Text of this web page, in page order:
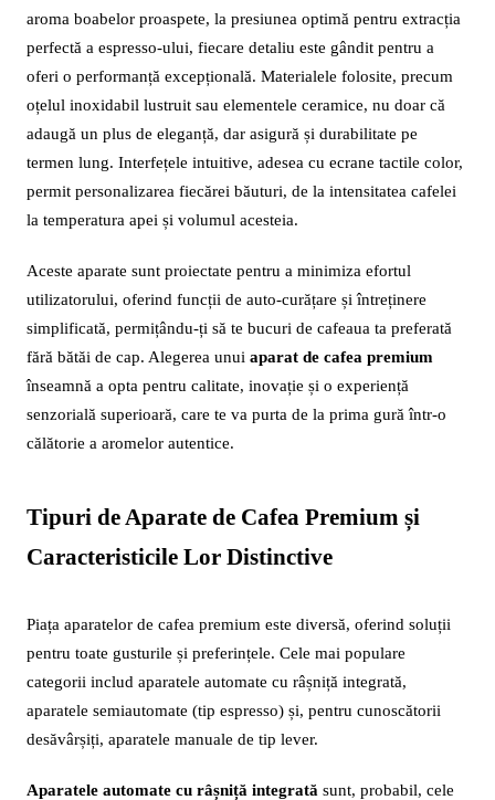
aroma boabelor proaspete, la presiunea optimă pentru extracția
perfectă a espresso-ului, fiecare detaliu este gândit pentru a
oferi o performanță excepțională. Materialele folosite, precum
oțelul inoxidabil lustruit sau elementele ceramice, nu doar că
adaugă un plus de eleganță, dar asigură și durabilitate pe
termen lung. Interfețele intuitive, adesea cu ecrane tactile color,
permit personalizarea fiecărei băuturi, de la intensitatea cafelei
la temperatura apei și volumul acesteia.
Aceste aparate sunt proiectate pentru a minimiza efortul
utilizatorului, oferind funcții de auto-curățare și întreținere
simplificată, permițându-ți să te bucuri de cafeaua ta preferată
fără bătăi de cap. Alegerea unui aparat de cafea premium
înseamnă a opta pentru calitate, inovație și o experiență
senzorială superioară, care te va purta de la prima gură într-o
călătorie a aromelor autentice.
Tipuri de Aparate de Cafea Premium și
Caracteristicile Lor Distinctive
Piața aparatelor de cafea premium este diversă, oferind soluții
pentru toate gusturile și preferințele. Cele mai populare
categorii includ aparatele automate cu râșniță integrată,
aparatele semiautomate (tip espresso) și, pentru cunoscătorii
desăvârșiți, aparatele manuale de tip lever.
Aparatele automate cu râșniță integrată sunt, probabil, cele